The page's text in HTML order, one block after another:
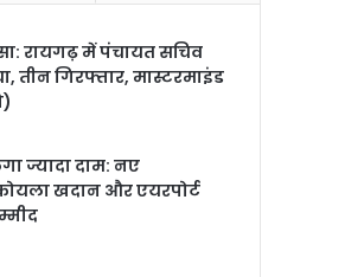
रायगढ़ में पंचायत सचिव
तीन गिरफ्तार, मास्टरमाइंड
ज्यादा दाम: नए
खदान और एयरपोर्ट